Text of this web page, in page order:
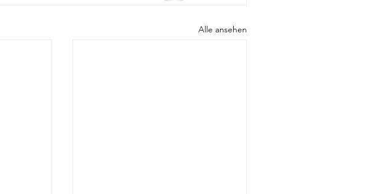
Alle ansehen